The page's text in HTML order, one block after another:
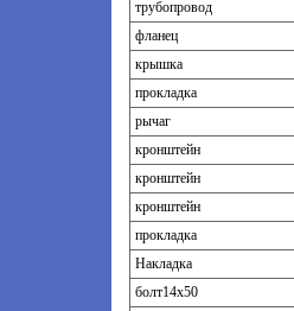
трубопровод
фланец
крышка
прокладка
рычаг
кронштейн
кронштейн
кронштейн
прокладка
Накладка
болт14х50